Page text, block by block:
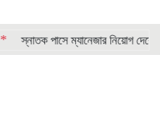
স্নাতক পাসে ম্যানেজার নিয়োগ দেবে সিঙ্গার